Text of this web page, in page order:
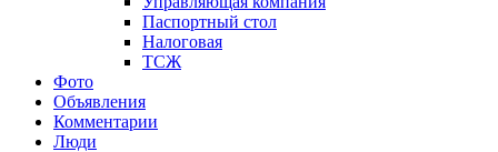
Паспортный стол
Налоговая
ТСЖ
Фото
Объявления
Комментарии
Люди